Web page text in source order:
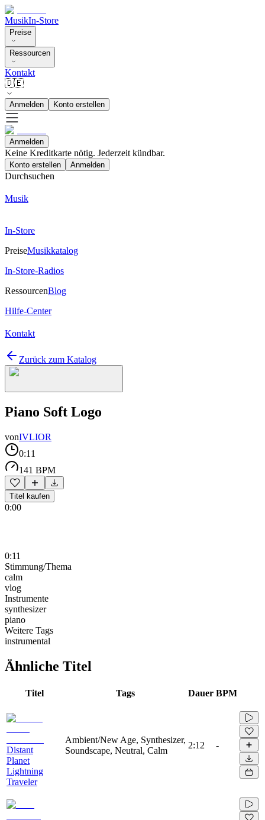
MusikIn-Store
Preise
Ressourcen
Kontakt
🇩🇪
Anmelden Konto erstellen
Anmelden
Keine Kreditkarte nötig. Jederzeit kündbar.
Konto erstellen Anmelden
Durchsuchen
Musik
In-Store
PreiseMusikkatalog
In-Store-Radios
RessourcenBlog
Hilfe-Center
Kontakt
Zurück zum Katalog
Piano Soft Logo
vonIVLIOR
0:11
141 BPM
Titel kaufen
0:00
0:11
Stimmung/Thema
calm
vlog
Instrumente
synthesizer
piano
Weitere Tags
instrumental
Ähnliche Titel
Titel Tags Dauer BPM
Distant
Planet
Lightning
Traveler
Ambient/New Age, Synthesizer,
Soundscape, Neutral, Calm
2:12 -